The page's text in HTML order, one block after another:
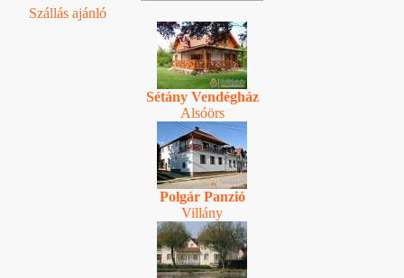
Szállás ajánló
Sétány Vendégház
Alsóörs
Polgár Panzió
Villány